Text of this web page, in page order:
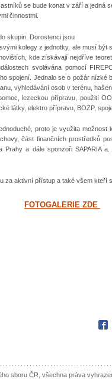
se bude konat v září a jedná
činnostmi.
skupin. Dorostenci jsou
kolegy z jednotky, ale musí
kde získávají nejdříve
svolávána pomocí
spojení. Jednalo se o požár nízké
vyhledávání osob v terénu,
lezeckou přípravu, použití
látky, elektro přípravu, BOZP,
proto je využita možnost
část finančních prostředků
Prahy a dále sponzoři SAPARIA
za aktivní přístup a také všem kteří
FOTOGALERIE ZDE
sboru ČR, všechna práva